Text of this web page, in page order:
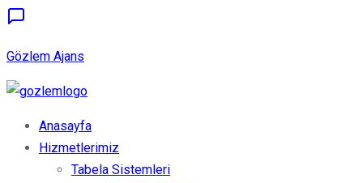
Gözlem Ajans
Anasayfa
Hizmetlerimiz
Tabela Sistemleri